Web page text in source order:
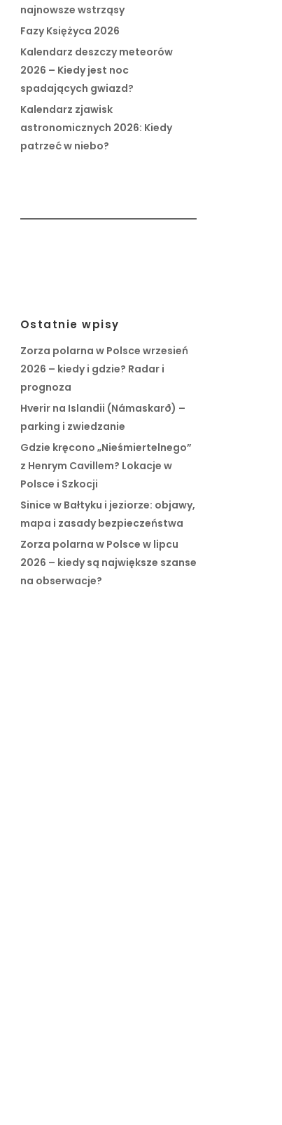
najnowsze wstrząsy
Fazy Księżyca 2026
Kalendarz deszczy meteorów
2026 – Kiedy jest noc
spadających gwiazd?
Kalendarz zjawisk
astronomicznych 2026: Kiedy
patrzeć w niebo?
Ostatnie wpisy
Zorza polarna w Polsce wrzesień
2026 – kiedy i gdzie? Radar i
prognoza
Hverir na Islandii (Námaskarð) –
parking i zwiedzanie
Gdzie kręcono „Nieśmiertelnego”
z Henrym Cavillem? Lokacje w
Polsce i Szkocji
Sinice w Bałtyku i jeziorze: objawy,
mapa i zasady bezpieczeństwa
Zorza polarna w Polsce w lipcu
2026 – kiedy są największe szanse
na obserwacje?